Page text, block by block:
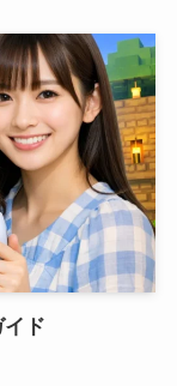
ド